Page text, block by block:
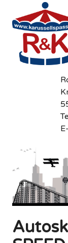
Inhalt
springen